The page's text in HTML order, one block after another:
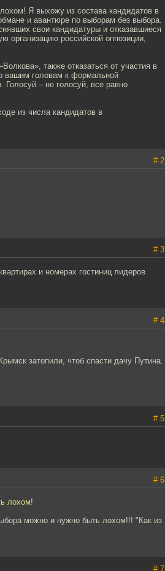
Я выхожу из состава кандидатов в
и авантюре по выборам без выбора.
свои кандидатуры и отказавшиеся
организацию российской оппозиции,
также отказаться от участия в
вашим головам к формальной
– не голосуй, все равно
из числа кандидатов в
# 2
# 3
и номерах гостиниц лидеров
# 4
затопили, чтоб спасти дачу Путина.
# 5
# 6
лохом!
можно и нужно быть лохом!!! "Как из
# 7